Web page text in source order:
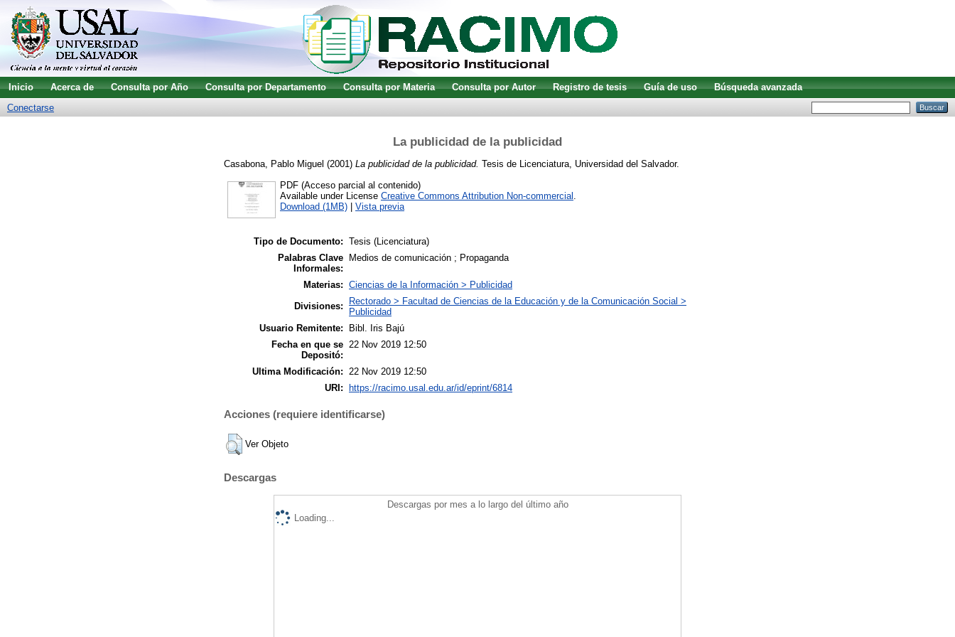
Inicio Acerca de Consulta por Año Consulta por Departamento Consulta por Materia Consulta por Autor Registro de tesis Guía de uso
Búsqueda avanzada
Conectarse
La publicidad de la publicidad
Casabona, Pablo Miguel (2001) La publicidad de la publicidad. Tesis de Licenciatura, Universidad del Salvador.
PDF (Acceso parcial al contenido)
Available under License Creative Commons Attribution Non-commercial .
Download (1MB)
Vista previa
Tipo de Documento: Tesis (Licenciatura)
Palabras Clave
Informales:
Medios de comunicación ; Propaganda
Materias: Ciencias de la Información > Publicidad
Divisiones:
Rectorado > Facultad de Ciencias de la Educación y de la Comunicación Social >
Publicidad
Usuario Remitente:
Bibl. Iris Bajú
Fecha en que se
Depositó:
22 Nov 2019 12:50
Ultima Modificación: 22 Nov 2019 12:50
URI:
https://racimo.usal.edu.ar/id/eprint/6814
Acciones (requiere identificarse)
Ver Objeto
Descargas
Descargas por mes a lo largo del último año
Loading...